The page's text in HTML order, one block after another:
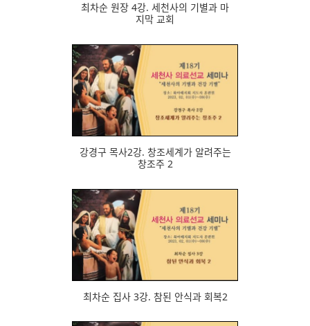
최차순 원장 4강. 세천사의 기별과 마
지막 교회
571
강경구 목사2강. 창조세계가 알려주는
창조주 2
558
최차순 집사 3강. 참된 안식과 회복2